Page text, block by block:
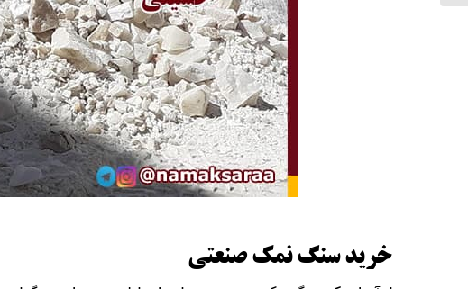
خرید سنگ نمک صنعتی